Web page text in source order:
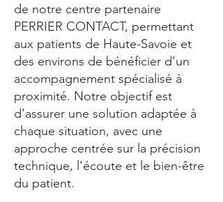
de notre centre partenaire
PERRIER CONTACT, permettant
aux patients de Haute-Savoie et
des environs de bénéficier d’un
accompagnement spécialisé à
proximité. Notre objectif est
d’assurer une solution adaptée à
chaque situation, avec une
approche centrée sur la précision
technique, l’écoute et le bien-être
du patient.